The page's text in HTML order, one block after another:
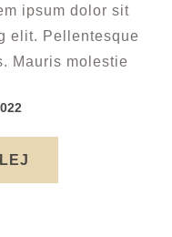
ipsum dolor sit
elit. Pellentesque
Mauris molestie